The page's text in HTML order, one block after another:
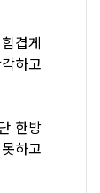
겹게
하고
한방
하고